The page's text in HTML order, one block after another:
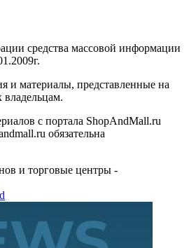
средства массовой информации
и материалы, представленные на
владельцам.
с портала ShopAndMall.ru
обязательна
и торговые центры -